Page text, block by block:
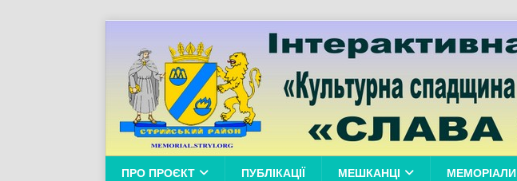
ПРО ПРОЄКТ ПУБЛІКАЦІЇ МЕШКАНЦІ МЕМОРІАЛИ